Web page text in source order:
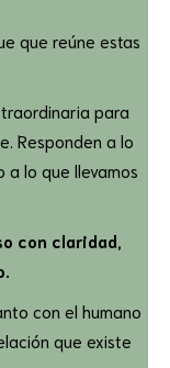
que reúne estas
para
Responden a lo
a lo que llevamos
con claridad,
con el humano
que existe